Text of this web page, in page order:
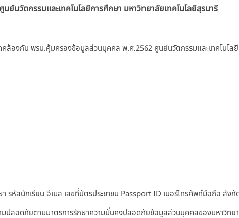
ศูนย์นวัตกรรมและเทคโนโลยีการศึกษา มหาวิทยาลัยเทคโนโลยีสุรนารี
งกับ พรบ.คุ้มครองข้อมูลส่วนบุคคล พ.ศ.2562 ศูนย์นวัตกรรมและเทคโนโลยี
สนักเรียน อีเมล เลขที่บัตรประชาชน Passport ID เบอร์โทรศัพท์มือถือ สังกัด
ลอดภัยตามมาตรการรักษาความมั่นคงปลอดภัยข้อมูลส่วนบุคคลของมหาวิทยาลั